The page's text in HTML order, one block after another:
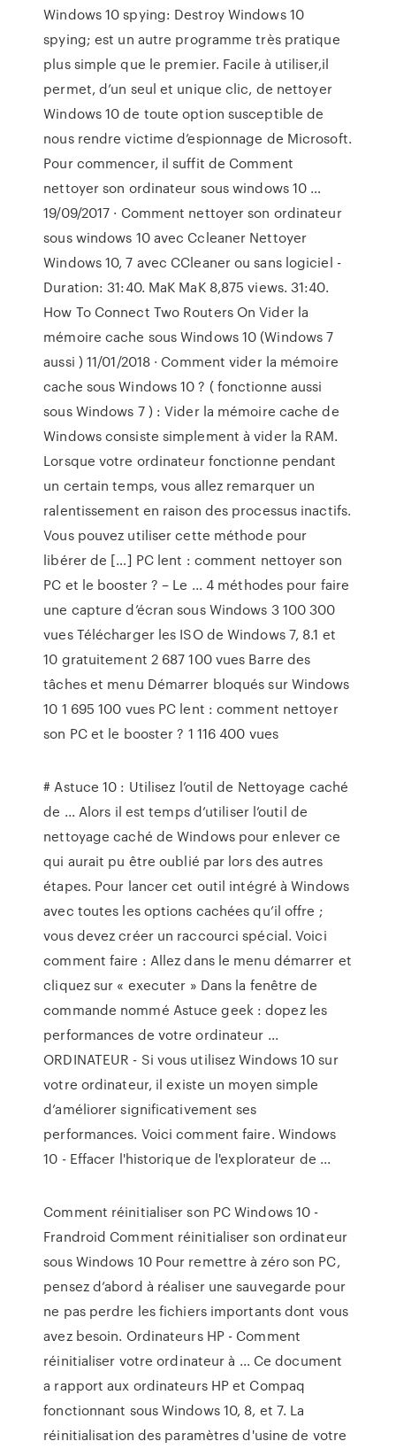
Windows 10 spying: Destroy Windows 10
spying; est un autre programme très pratique
plus simple que le premier. Facile à utiliser,il
permet, d’un seul et unique clic, de nettoyer
Windows 10 de toute option susceptible de
nous rendre victime d’espionnage de Microsoft.
Pour commencer, il suffit de Comment
nettoyer son ordinateur sous windows 10 …
19/09/2017 · Comment nettoyer son ordinateur
sous windows 10 avec Ccleaner Nettoyer
Windows 10, 7 avec CCleaner ou sans logiciel -
Duration: 31:40. MaK MaK 8,875 views. 31:40.
How To Connect Two Routers On Vider la
mémoire cache sous Windows 10 (Windows 7
aussi ) 11/01/2018 · Comment vider la mémoire
cache sous Windows 10 ? ( fonctionne aussi
sous Windows 7 ) : Vider la mémoire cache de
Windows consiste simplement à vider la RAM.
Lorsque votre ordinateur fonctionne pendant
un certain temps, vous allez remarquer un
ralentissement en raison des processus inactifs.
Vous pouvez utiliser cette méthode pour
libérer de […] PC lent : comment nettoyer son
PC et le booster ? – Le ... 4 méthodes pour faire
une capture d’écran sous Windows 3 100 300
vues Télécharger les ISO de Windows 7, 8.1 et
10 gratuitement 2 687 100 vues Barre des
tâches et menu Démarrer bloqués sur Windows
10 1 695 100 vues PC lent : comment nettoyer
son PC et le booster ? 1 116 400 vues
# Astuce 10 : Utilisez l’outil de Nettoyage caché
de ... Alors il est temps d’utiliser l’outil de
nettoyage caché de Windows pour enlever ce
qui aurait pu être oublié par lors des autres
étapes. Pour lancer cet outil intégré à Windows
avec toutes les options cachées qu’il offre ;
vous devez créer un raccourci spécial. Voici
comment faire : Allez dans le menu démarrer et
cliquez sur « executer » Dans la fenêtre de
commande nommé Astuce geek : dopez les
performances de votre ordinateur ...
ORDINATEUR - Si vous utilisez Windows 10 sur
votre ordinateur, il existe un moyen simple
d’améliorer significativement ses
performances. Voici comment faire. Windows
10 - Effacer l'historique de l'explorateur de ...
Comment réinitialiser son PC Windows 10 -
Frandroid Comment réinitialiser son ordinateur
sous Windows 10 Pour remettre à zéro son PC,
pensez d’abord à réaliser une sauvegarde pour
ne pas perdre les fichiers importants dont vous
avez besoin. Ordinateurs HP - Comment
réinitialiser votre ordinateur à ... Ce document
a rapport aux ordinateurs HP et Compaq
fonctionnant sous Windows 10, 8, et 7. La
réinitialisation des paramètres d'usine de votre